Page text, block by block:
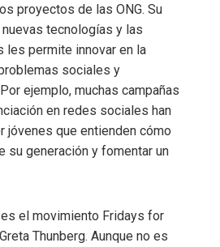
proyectos de las ONG. Su
tecnologías y las
les permite innovar en la
sociales y
ejemplo, muchas campañas
en redes sociales han
jóvenes que entienden cómo
su generación y fomentar un
el movimiento Fridays for
Thunberg. Aunque no es